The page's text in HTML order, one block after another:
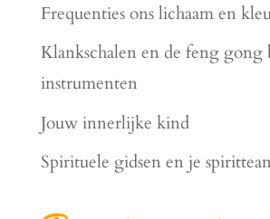
Frequenties ons lichaam en
Klankschalen en de feng gong
instrumenten
Jouw innerlijke kind
Spirituele gidsen en je